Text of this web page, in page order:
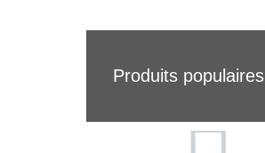
Produits populaires